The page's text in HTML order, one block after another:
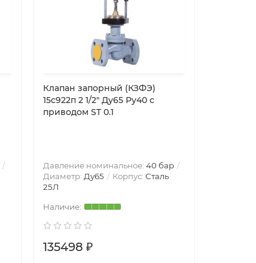
Клапан запорный (КЗФЭ)
15с922п 2 1/2″ Ду65 Ру40 с
приводом ST 0.1
Давление номинальное: 40 бар
Диаметр: Ду65 Корпус: Сталь
25Л
135498 ₽